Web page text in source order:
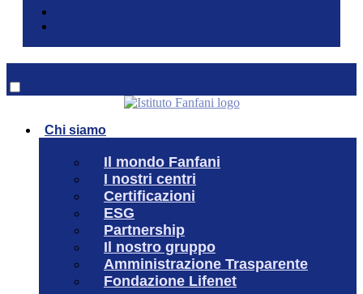
Chi siamo
Il mondo Fanfani
I nostri centri
Certificazioni
ESG
Partnership
Il nostro gruppo
Amministrazione Trasparente
Fondazione Lifenet